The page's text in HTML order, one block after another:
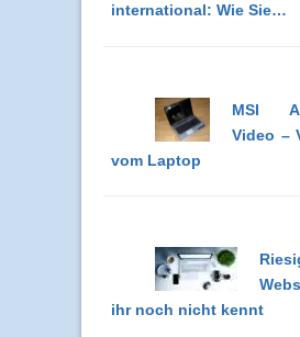
international: Wie Sie…
MSI
Video –
vom Laptop
ihr noch nicht kennt